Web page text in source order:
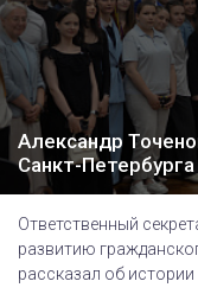
Александр
Санкт-
Ответственный
развитию
рассказал об истории